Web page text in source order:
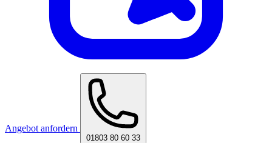
Angebot anfordern
01803 80 60 33